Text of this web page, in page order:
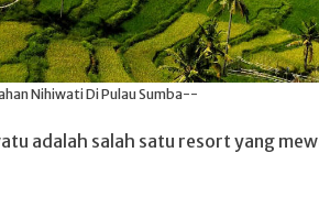
Nihiwati Di Pulau Sumba--
adalah salah satu resort yang